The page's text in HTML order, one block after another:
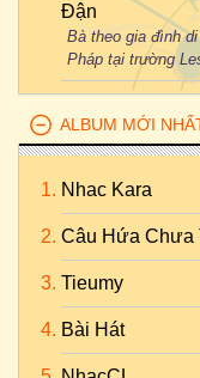
Đận
Bà theo gia đình
Pháp tại trường
ALBUM MỚI
Nhac Kara
Câu Hứa Chưa
Tieumy
Bài Hát